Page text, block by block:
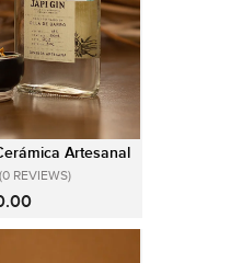
Artesanal
(0 REVIEWS)